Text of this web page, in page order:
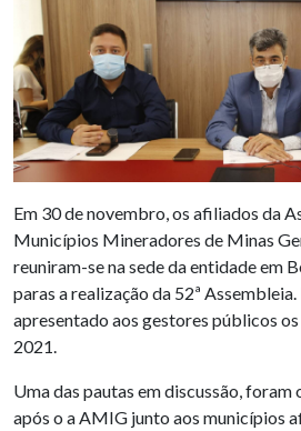
Em 30 de novembro, os afiliados da
Municípios Mineradores de Minas
reuniram-se na sede da entidade em
paras a realização da 52ª
apresentado aos gestores públicos
2021.
Uma das pautas em discussão,
após o a AMIG junto aos municípios